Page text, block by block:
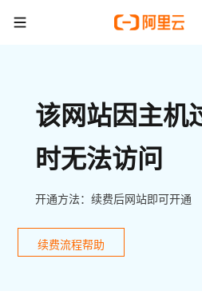
该网站因主机
时无法访问
开通方法：续费后网站即可开通
续费流程帮助